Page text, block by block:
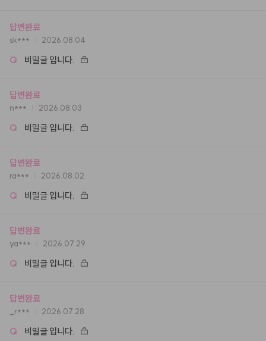
답변완료
sk*** 2026.08.04
Q 비밀글 입니다.
답변완료
n*** 2026.08.03
Q 비밀글 입니다.
답변완료
ra*** 2026.08.02
Q 비밀글 입니다.
답변완료
ya*** 2026.07.29
Q 비밀글 입니다.
답변완료
_r*** 2026.07.28
Q 비밀글 입니다.